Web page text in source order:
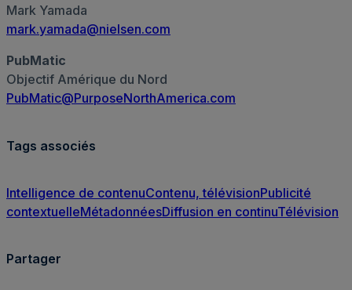
Mark Yamada
mark.yamada@nielsen.com
PubMatic
Objectif Amérique du Nord
PubMatic@PurposeNorthAmerica.com
Tags associés
Intelligence de contenuContenu, télévisionPublicité
contextuelleMétadonnéesDiffusion en continuTélévision
Partager